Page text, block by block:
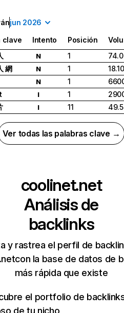
jun 2026
clave Intento Posición
N 1
網
N 1
N 1
I 1
I 11
Ver todas las palabras clave →
coolinet.net
Análisis de
backlinks
y rastrea el perfil de
la base de datos de
más rápida que existe
el portfolio de
de tu nicho